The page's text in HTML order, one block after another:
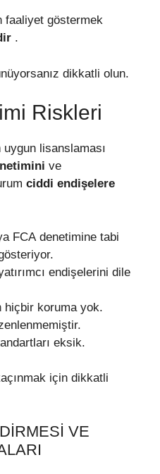
faaliyet göstermek
.
dikkatli olun.
Riskleri
uygun lisanslaması
ve
ciddi endişelere
FCA denetimine tabi
endişelerini dile
hiçbir koruma yok.
eksik.
için dikkatli
VE